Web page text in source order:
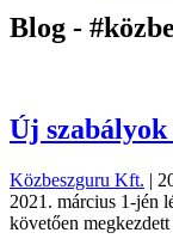
Blog -
Új szabályok
Közbeszguru Kft. |
2021. március 1-jén
követően